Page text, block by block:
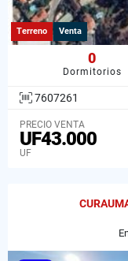
Terreno Venta
0
Dormitorios
7607261
PRECIO VENTA
UF43.000
UF